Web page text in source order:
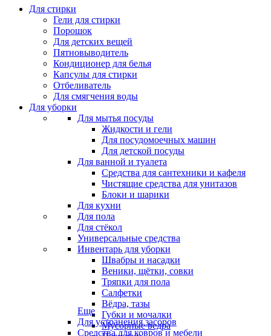
Для стирки
Гели для стирки
Порошок
Для детских вещей
Пятновыводитель
Кондиционер для белья
Капсулы для стирки
Отбеливатель
Для смягчения воды
Для уборки
Для мытья посуды
Жидкости и гели
Для посудомоечных машин
Для детской посуды
Для ванной и туалета
Средства для сантехники и кафеля
Чистящие средства для унитазов
Блоки и шарики
Для кухни
Для пола
Для стёкол
Универсальные средства
Инвентарь для уборки
Швабры и насадки
Веники, щётки, совки
Тряпки для пола
Салфетки
Вёдра, тазы
Губки и мочалки
Мусорные ведра
Еще
Для устранения засоров
Средства для ковров и мебели